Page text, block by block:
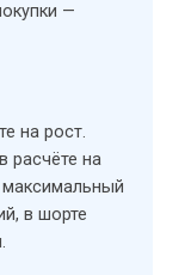
—
на рост.
расчёте на
максимальный
в шорте